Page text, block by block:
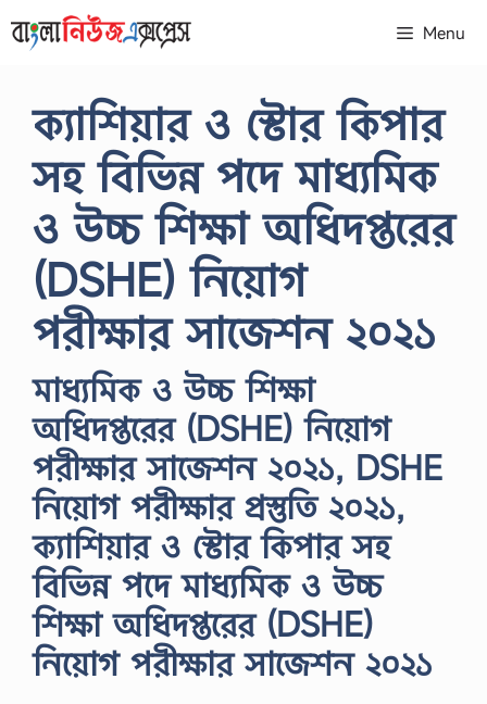
to
Menu
ক্যাশিয়ার ও স্টোর কিপার
সহ বিভিন্ন পদে মাধ্যমিক
ও উচ্চ শিক্ষা অধিদপ্তরের
(DSHE) নিয়োগ
পরীক্ষার সাজেশন ২০২১
মাধ্যমিক ও উচ্চ শিক্ষা
অধিদপ্তরের (DSHE) নিয়োগ
পরীক্ষার সাজেশন ২০২১, DSHE
নিয়োগ পরীক্ষার প্রস্তুতি ২০২১,
ক্যাশিয়ার ও স্টোর কিপার সহ
বিভিন্ন পদে মাধ্যমিক ও উচ্চ
শিক্ষা অধিদপ্তরের (DSHE)
নিয়োগ পরীক্ষার সাজেশন ২০২১